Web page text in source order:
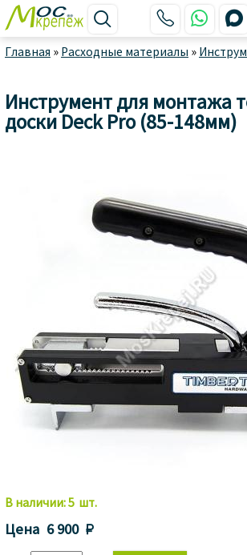
  
Главная » Расходные материалы »
Инструмент для монтажа
доски Deck Pro (85-148мм)
В наличии:5 шт.
Цена 6 900 